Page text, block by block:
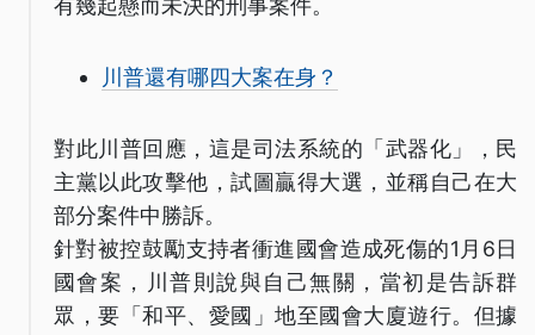
有幾起懸而未決的刑事案件。
川普還有哪四大案在身？
對此川普回應，這是司法系統的「武器化」，民
主黨以此攻擊他，試圖贏得大選，並稱自己在大
部分案件中勝訴。
針對被控鼓勵支持者衝進國會造成死傷的1月6日
國會案，川普則說與自己無關，當初是告訴群
眾，要「和平、愛國」地至國會大廈遊行。但據